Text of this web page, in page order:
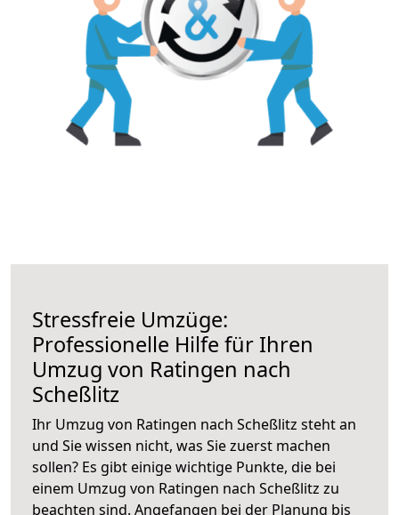
Stressfreie Umzüge:
Professionelle Hilfe für Ihren
Umzug von Ratingen nach
Scheßlitz
Ihr Umzug von Ratingen nach Scheßlitz steht an
und Sie wissen nicht, was Sie zuerst machen
sollen? Es gibt einige wichtige Punkte, die bei
einem Umzug von Ratingen nach Scheßlitz zu
beachten sind. Angefangen bei der Planung bis